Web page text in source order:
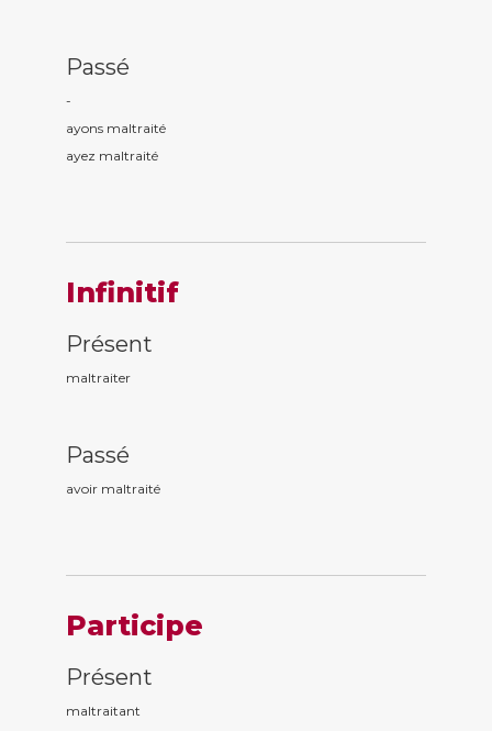
Passé
-
ayons maltraité
ayez maltraité
Infinitif
Présent
maltraiter
Passé
avoir maltraité
Participe
Présent
maltraitant